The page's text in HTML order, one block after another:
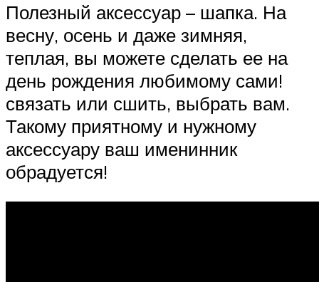
Полезный аксессуар – шапка. На
весну, осень и даже зимняя,
теплая, вы можете сделать ее на
день рождения любимому сами!
связать или сшить, выбрать вам.
Такому приятному и нужному
аксессуару ваш именинник
обрадуется!